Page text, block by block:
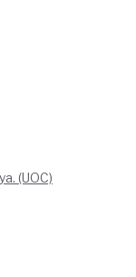
(UOC)